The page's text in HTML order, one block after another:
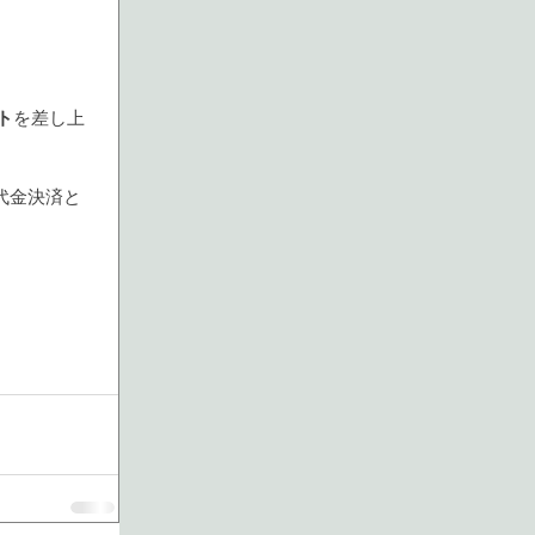
を差し上
金決済と